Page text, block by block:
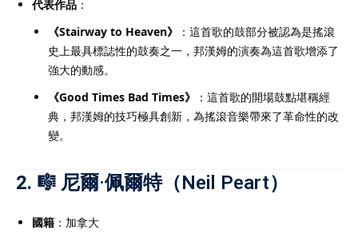
代表作品 ：
《Stairway to Heaven》
：這首歌的鼓部分被認為是搖滾
史上最具標誌性的鼓奏之一，邦漢姆的演奏為這首歌增添了
強大的動感。
《Good Times Bad Times》
：這首歌的開場鼓點堪稱經
典，邦漢姆的技巧極具創新，為搖滾音樂帶來了革命性的改
變。
2. 🎼尼爾·佩爾特（Neil Peart）
國籍 ：加拿大